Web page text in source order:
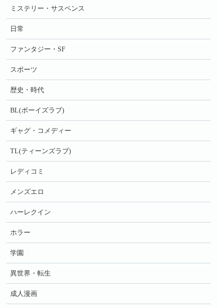
ミステリー・サスペンス
日常
ファンタジー・SF
スポーツ
歴史・時代
BL(ボーイズラブ)
ギャグ・コメディー
TL(ティーンズラブ)
レディコミ
メンズエロ
ハーレクイン
ホラー
学園
異世界・転生
成人漫画